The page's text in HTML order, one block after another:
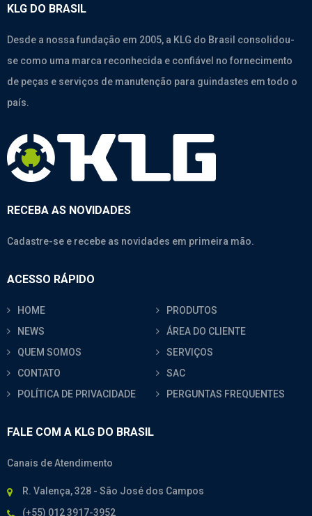
KLG DO BRASIL
Desde a nossa fundação em 2005, a KLG do Brasil consolidou-
se como uma marca reconhecida e confiável no fornecimento
de peças e serviços de manutenção para guindastes em todo o
país.
RECEBA AS NOVIDADES
Cadastre-se e recebe as novidades em primeira mão.
ACESSO RÁPIDO
HOME
PRODUTOS
NEWS
ÁREA DO CLIENTE
QUEM SOMOS
SERVIÇOS
CONTATO
SAC
POLÍTICA DE PRIVACIDADE
PERGUNTAS FREQUENTES
FALE COM A KLG DO BRASIL
Canais de Atendimento
R. Valença, 328 - São José dos Campos
(+55) 012 3917-3952